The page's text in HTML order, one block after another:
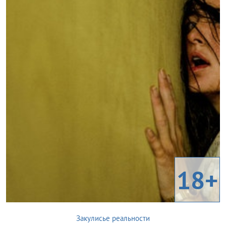
18+
Закулисье реальности